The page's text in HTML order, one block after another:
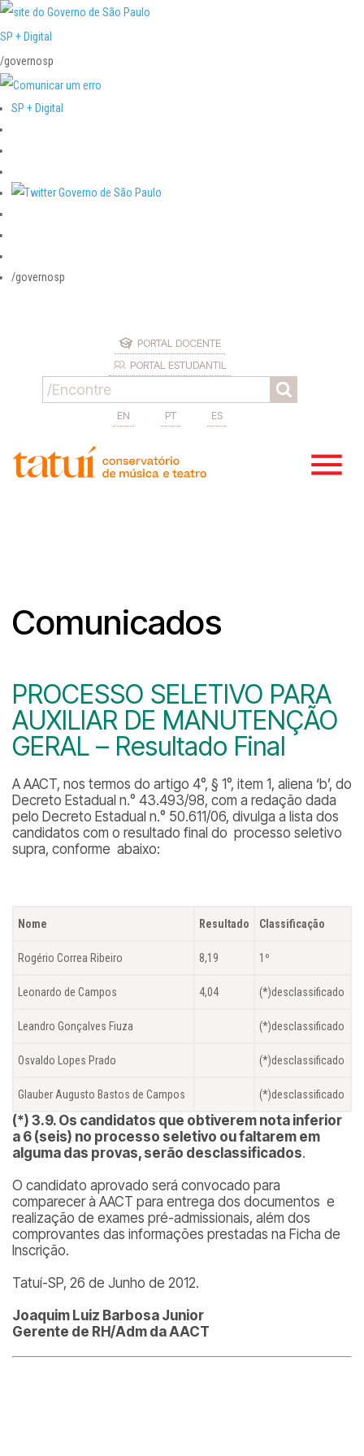
SP + Digital
/governosp
SP + Digital
/governosp
PORTAL DOCENTE
PORTAL ESTUDANTIL
EN PT ES
Comunicados
PROCESSO SELETIVO PARA
AUXILIAR DE MANUTENÇÃO
GERAL – Resultado Final
A AACT, nos termos do artigo 4°, § 1°, item 1, aliena ‘b’, do
Decreto Estadual n.° 43.493/98, com a redação dada
pelo Decreto Estadual n.° 50.611/06, divulga a lista dos
candidatos com o resultado final do processo seletivo
supra, conforme abaixo:
Nome Resultado Classificação
Rogério Correa Ribeiro 8,19 1º
Leonardo de Campos 4,04 (*)desclassificado
Leandro Gonçalves Fiuza (*)desclassificado
Osvaldo Lopes Prado (*)desclassificado
Glauber Augusto Bastos de Campos (*)desclassificado
(*) 3.9. Os candidatos que obtiverem nota inferior
a 6 (seis) no processo seletivo ou faltarem em
alguma das provas, serão desclassificados.
O candidato aprovado será convocado para
comparecer à AACT para entrega dos documentos e
realização de exames pré-admissionais, além dos
comprovantes das informações prestadas na Ficha de
Inscrição.
Tatuí-SP, 26 de Junho de 2012.
Joaquim Luiz Barbosa Junior
Gerente de RH/Adm da AACT